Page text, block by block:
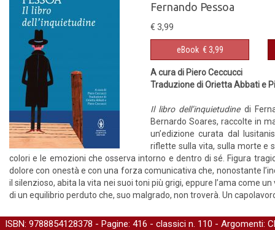
Fernando Pessoa
€ 3,99
eBook € 3,99
A cura di Piero Ceccucci
Traduzione di Orietta Abbati e
Il libro dell’inquietudine di
Bernardo Soares, raccolte in
un’edizione curata dal
riflette sulla vita, sulla morte e
colori e le emozioni che osserva intorno e dentro di sé. Figura
dolore con onestà e con una forza comunicativa che, nonostante
il silenzioso, abita la vita nei suoi toni più grigi, eppure l’ama come
di un equilibrio perduto che, suo malgrado, non troverà. Un
ISBN: 9788854128378 - Pagine: 416 - classici n. 110 - Argomenti: